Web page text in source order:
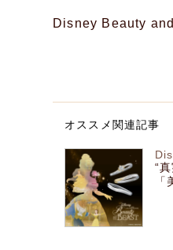
Disney Beauty
オススメ関連記事
“